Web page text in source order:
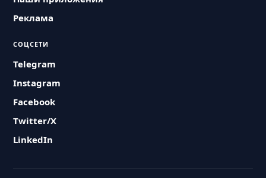
Реклама
СОЦСЕТИ
Telegram
Instagram
Facebook
Twitter/X
LinkedIn